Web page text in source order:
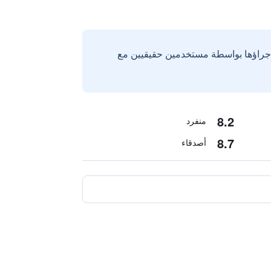
بواسطة مستخدمين حقيقيين مع
8.2 منفرد
8.7 أصدقاء